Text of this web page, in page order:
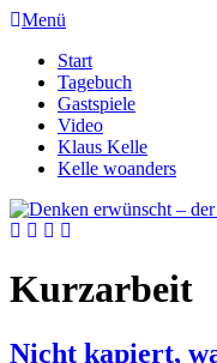
Menü
Start
Tagebuch
Gastspiele
Video
Klaus Kelle
Kelle woanders
Kurzarbeit
Nicht kapiert,